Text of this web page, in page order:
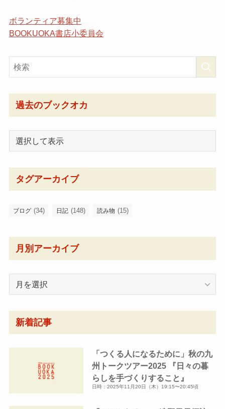
ボランティア募集中
BOOKUOKA書店小委員会
過去のブックオカ
タグアーカイブ
ブログ (34) 日記 (148) 読み物 (15)
月別アーカイブ
ー
カ
新着記事
「つくる人になるために」秋の九
州トークツアー2025 『日々の暮
らしを手づくりすること』
日時：2025年11月20日（木）19:15〜20:45頃